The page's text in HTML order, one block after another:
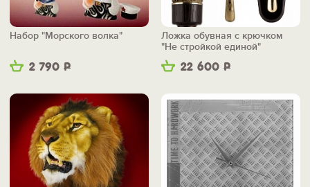
2 790 Р
Набор "Морского волка"
22 600 Р
Ложка обувная с крючком
"Не стройкой единой"